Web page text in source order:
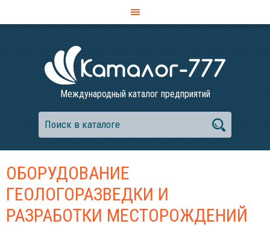
Международный каталог предприятий
ОБОРУДОВАНИЕ
ГЕОЛОГОРАЗВЕДКИ И
РАЗРАБОТКИ МЕСТОРОЖДЕНИЙ